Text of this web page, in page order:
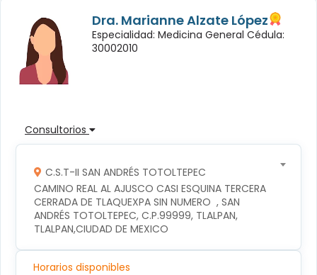
Dra. Marianne Alzate López
Especialidad: Medicina General Cédula:
30002010
Consultorios
C.S.T-II SAN ANDRÉS TOTOLTEPEC
CAMINO REAL AL AJUSCO CASI ESQUINA TERCERA
CERRADA DE TLAQUEXPA SIN NUMERO  , SAN
ANDRÉS TOTOLTEPEC, C.P.99999, TLALPAN,
TLALPAN,CIUDAD DE MEXICO
Horarios disponibles